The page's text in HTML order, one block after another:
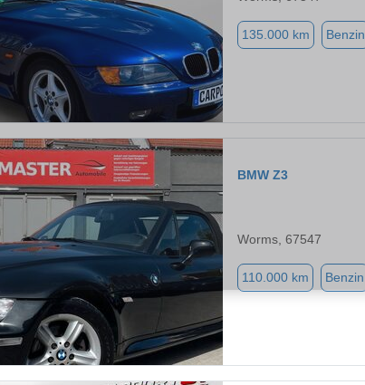
135.000 km Benzin
BMW Z3
Worms, 67547
110.000 km Benzin